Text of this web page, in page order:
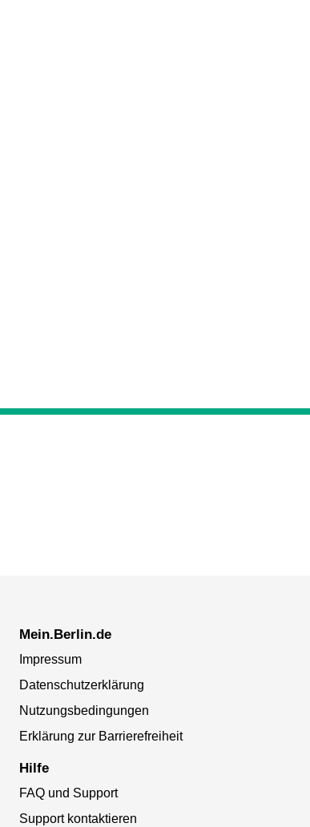
Mein.Berlin.de
Impressum
Datenschutzerklärung
Nutzungsbedingungen
Erklärung zur Barrierefreiheit
Hilfe
FAQ und Support
Support kontaktieren